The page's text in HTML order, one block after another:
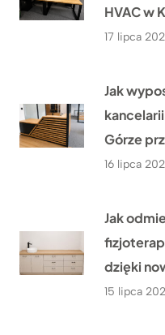
HVAC w
17 lipca
Jak
Górze
16 lipca
Jak
dzięki
15 lipca